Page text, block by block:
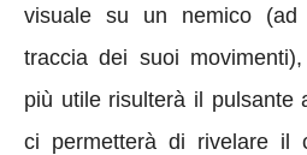
visuale su un nemico (ad
traccia dei suoi
più utile risulterà il pulsante
ci permetterà di rivelare il